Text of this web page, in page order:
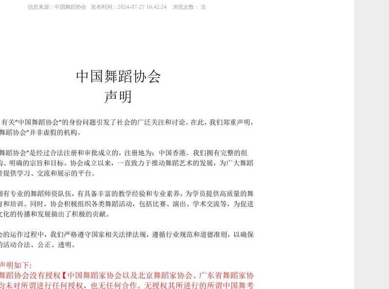
信息来源：中国舞蹈协会 发布时间：2024-07-27 16:42:24 浏览次数： 次